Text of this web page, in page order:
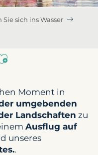
Sie sich ins Wasser
aux
Moment in
umgebenden
Landschaften zu
Ausflug auf
unseres
.